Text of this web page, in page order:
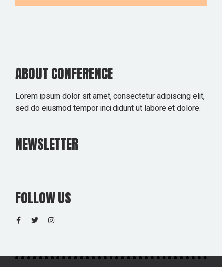
ABOUT CONFERENCE
Lorem ipsum dolor sit amet, consectetur adipiscing elit,
sed do eiusmod tempor inci didunt ut labore et dolore.
NEWSLETTER
FOLLOW US